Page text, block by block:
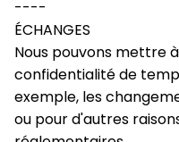
----
ÉCHANGES
Nous pouvons mettre
confidentialité de
exemple, les
ou pour d'autres